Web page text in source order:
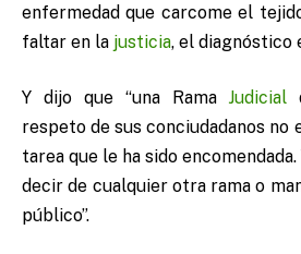
enfermedad que carcome el
faltar en la justicia, el diagnóstico
Y dijo que “una Rama Judicial
respeto de sus conciudadanos no
tarea que le ha sido
decir de cualquier otra rama o
público”.